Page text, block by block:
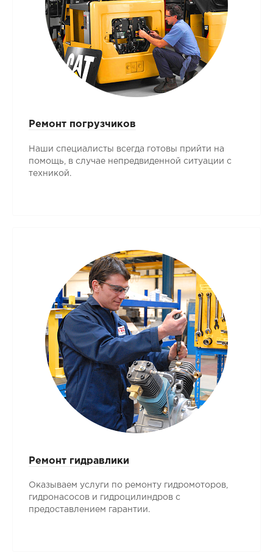
Ремонт погрузчиков
Наши специалисты всегда готовы прийти на
помощь, в случае непредвиденной ситуации с
техникой.
Ремонт гидравлики
Оказываем услуги по ремонту гидромоторов,
гидронасосов и гидроцилиндров с
предоставлением гарантии.